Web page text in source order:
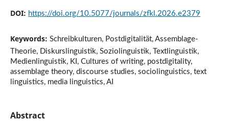
DOI: https://doi.org/10.5077/journals/zfkl.2026.e2379
Keywords: Schreibkulturen, Postdigitalität, Assemblage-
Theorie, Diskurslinguistik, Soziolinguistik, Textlinguistik,
Medienlinguistik, KI, Cultures of writing, postdigitality,
assemblage theory, discourse studies, sociolinguistics, text
linguistics, media linguistics, AI
Abstract